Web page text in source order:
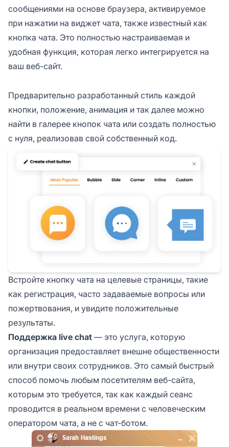
сообщениями на основе браузера, активируемое
при нажатии на виджет чата, также известный как
кнопка чата. Это полностью настраиваемая и
удобная функция, которая легко интегрируется на
ваш веб-сайт.
Предварительно разработанный стиль каждой
кнопки, положение, анимация и так далее можно
найти в галерее кнопок чата или создать полностью
с нуля, реализовав свой собственный код.
Встройте кнопку чата на целевые страницы, такие
как регистрация, часто задаваемые вопросы или
пожертвования, и увидите положительные
результаты.
Поддержка live chat — это услуга, которую
организация предоставляет внешне общественности
или внутри своих сотрудников. Это самый быстрый
способ помочь любым посетителям веб-сайта,
которым это требуется, так как каждый сеанс
проводится в реальном времени с человеческим
оператором чата, а не с чат-ботом.